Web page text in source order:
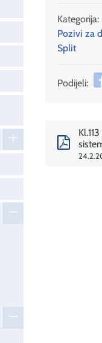
Kategorija:
Pozivi za
Split
Podijeli: